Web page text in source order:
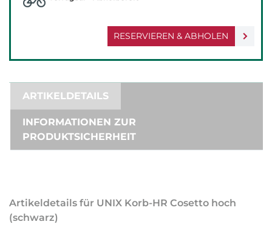
RESERVIEREN & ABHOLEN
ARTIKELDETAILS
INFORMATIONEN ZUR
PRODUKTSICHERHEIT
Artikeldetails für UNIX Korb-HR Cosetto hoch
(schwarz)